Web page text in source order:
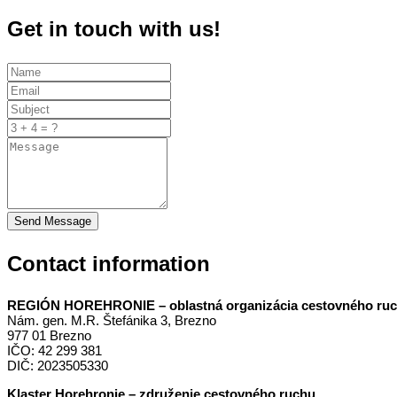
Get in touch with us!
Send Message
Contact information
REGIÓN HOREHRONIE – oblastná organizácia cestovného
Nám. gen. M.R. Štefánika 3, Brezno
977 01 Brezno
IČO: 42 299 381
DIČ: 2023505330
Klaster Horehronie – združenie cestovného ruchu